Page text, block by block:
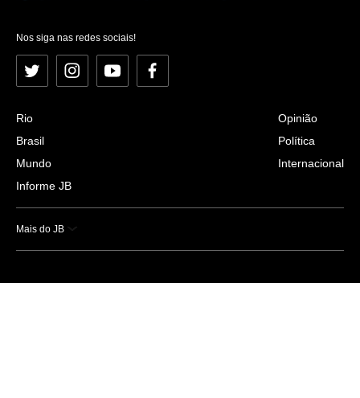
Nos siga nas redes sociais!
Twitter InstagramYouTubeFacebook
Rio
Brasil
Mundo
Informe JB
Opinião
Política
Internacional
Mais do JB
Esportes